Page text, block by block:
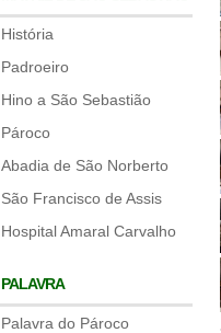
História
Padroeiro
Hino a São Sebastião
Pároco
Abadia de São Norberto
São Francisco de Assis
Hospital Amaral Carvalho
PALAVRA
Palavra do Pároco